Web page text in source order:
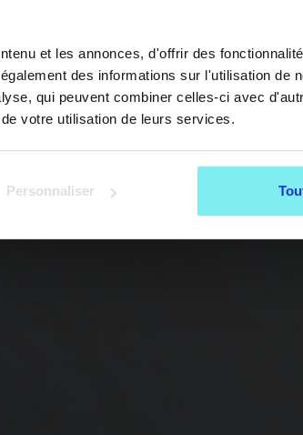
et les annonces, d'offrir des
des informations sur l'utilisation de
qui peuvent combiner celles-ci avec
votre utilisation de leurs services.
Personnaliser